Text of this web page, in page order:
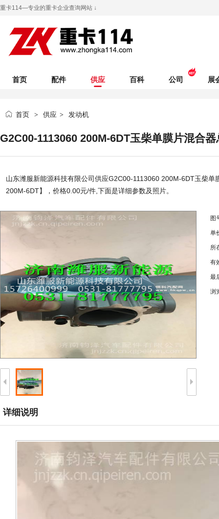
重卡114—专业的重卡企业查询网站 ↓
首页 配件 供应 百科 公司 展
首页 > 供应 > 发动机
G2C00-1113060 200M-6DT玉柴单膜片混合
山东潍服新能源科技有限公司供应G2C00-1113060 200M-6DT玉柴单
200M-6DT】，价格0.00元/件,下面是详细参数及照片。
图
单
所
有
最
浏
详细说明